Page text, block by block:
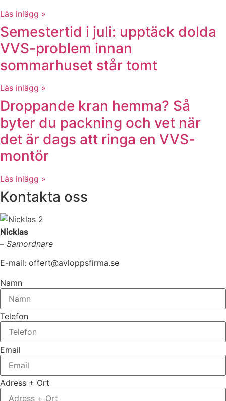
Läs inlägg »
Semestertid i juli: upptäck dolda
VVS-problem innan
sommarhuset står tomt
Läs inlägg »
Droppande kran hemma? Så
byter du packning och vet när
det är dags att ringa en VVS-
montör
Läs inlägg »
Kontakta oss
Nicklas
– Samordnare
E-mail: offert@avloppsfirma.se
Namn
Telefon
Email
Adress + Ort